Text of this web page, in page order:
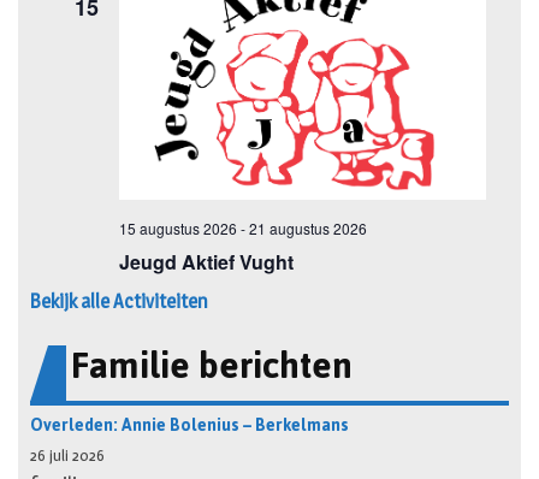
Bekijk alle Activiteiten
Familie berichten
Overleden: Annie Bolenius – Berkelmans
26 juli 2026